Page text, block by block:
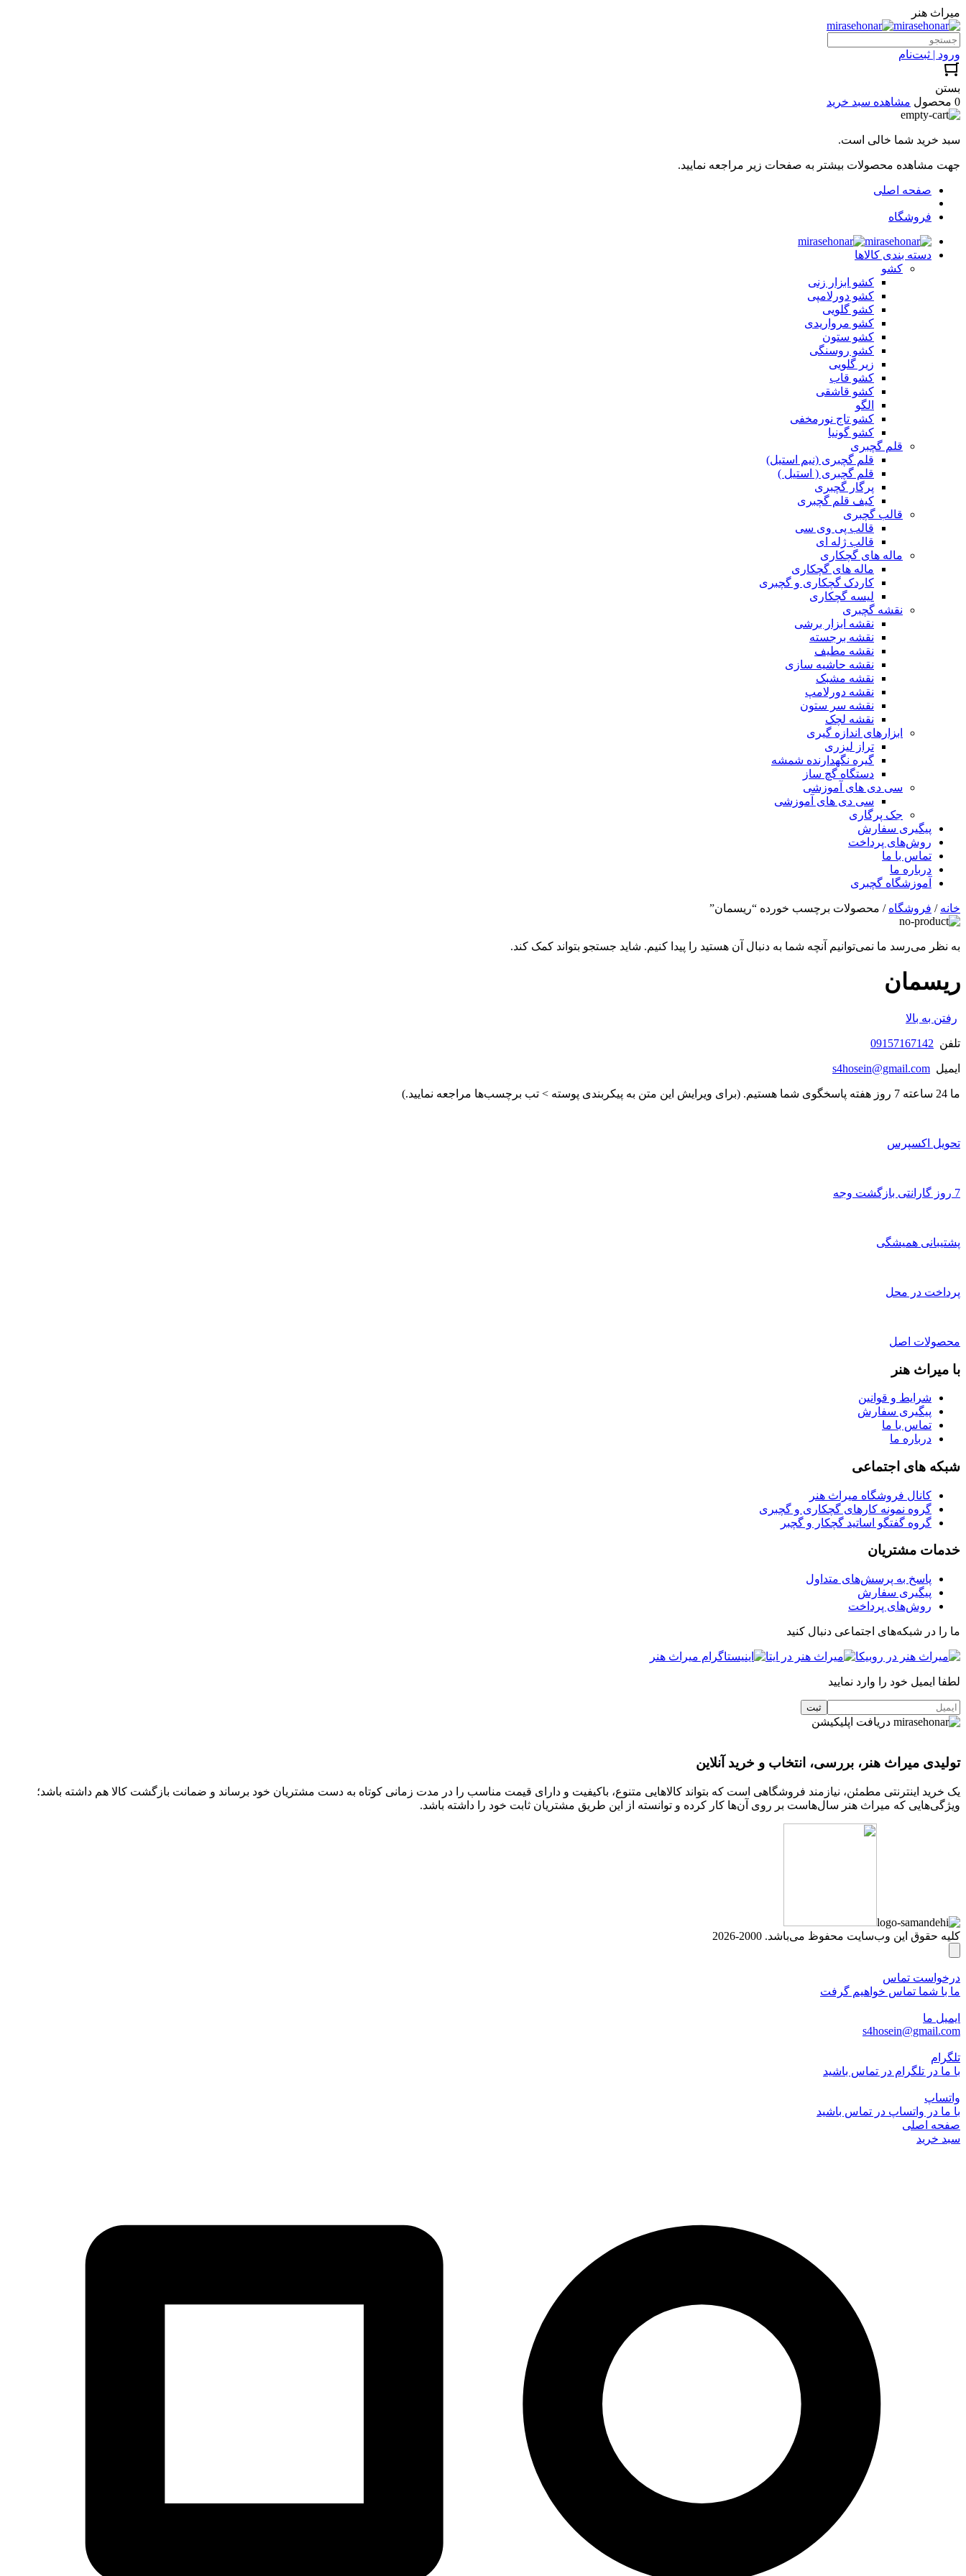
میراث هنر
ورود | ثبت‌نام
بستن
0 محصول
مشاهده سبد خرید
سبد خرید شما خالی است.
جهت مشاهده محصولات بیشتر به صفحات زیر مراجعه نمایید.
صفحه اصلی
فروشگاه
دسته بندی کالاها
کشو
کشو ابزار زنی
کشو دورلامپی
کشو گلویی
کشو مرواریدی
کشو ستون
کشو روسنگی
زیر گلویی
کشو قاب
کشو قاشقی
الگو
کشو تاج نورمخفی
کشو گونیا
قلم گچبری
قلم گچبری (نیم استیل)
قلم گچبری ( استیل )
پرگار گچبری
کیف قلم گچبری
قالب گچبری
قالب پی وی سی
قالب ژله ای
ماله های گچکاری
ماله های گچکاری
کاردک گچکاری و گچبری
لیسه گچکاری
نقشه گچبری
نقشه ابزار برشی
نقشه برجسته
نقشه مطیف
نقشه حاشیه سازی
نقشه مشبک
نقشه دورلامپ
نقشه سر ستون
نقشه لچک
ابزارهای اندازه گیری
تراز لیزری
گیره نگهدارنده شمشه
دستگاه گچ ساز
سی دی های آموزشی
سی دی های آموزشی
جک پرگاری
پیگیری سفارش
روش‌های پرداخت
تماس با ما
درباره ما
آموزشگاه گچبری
خانه / فروشگاه / محصولات برچسب خورده “ریسمان”
به نظر می‌رسد ما نمی‌توانیم آنچه شما به دنبال آن هستید را پیدا کنیم. شاید جستجو بتواند کمک کند.
ریسمان
رفتن به بالا
تلفن 09157167142
ایمیل s4hosein@gmail.com
ما 24 ساعته 7 روز هفته پاسخگوی شما هستیم. (برای ویرایش این متن به پیکربندی پوسته > تب برچسب‌ها مراجعه نمایید.)
تحویل اکسپرس
7 روز گارانتی بازگشت وجه
پشتیبانی همیشگی
پرداخت در محل
محصولات اصل
با میراث هنر
شرایط و قوانین
پیگیری سفارش
تماس با ما
درباره ما
شبکه های اجتماعی
کانال فروشگاه میراث هنر
گروه نمونه کارهای گچکاری و گچبری
گروه گفتگو اساتید گچکار و گچبر
خدمات مشتریان
پاسخ به پرسش‌های متداول
پیگیری سفارش
روش‌های پرداخت
ما را در شبکه‌های اجتماعی دنبال کنید
لطفا ایمیل خود را وارد نمایید
دریافت اپلیکیشن
تولیدی میراث هنر، بررسی، انتخاب و خرید آنلاین
یک خرید اینترنتی مطمئن، نیازمند فروشگاهی است که بتواند کالاهایی متنوع، باکیفیت و دارای قیمت مناسب را در مدت زمانی کوتاه به دست مشتریان خود برساند و ضمانت بازگشت کالا هم داشته باشد؛
ویژگی‌هایی که میراث هنر سال‌هاست بر روی آن‌ها کار کرده و توانسته از این طریق مشتریان ثابت خود را داشته باشد.
کلیه حقوق این وب‌سایت محفوظ می‌باشد. 2000-2026
درخواست تماس
ما با شما تماس خواهیم گرفت
ایمیل ما
s4hosein@gmail.com
تلگرام
با ما در تلگرام در تماس باشید
واتساپ
با ما در واتساپ در تماس باشید
صفحه اصلی
سبد خرید